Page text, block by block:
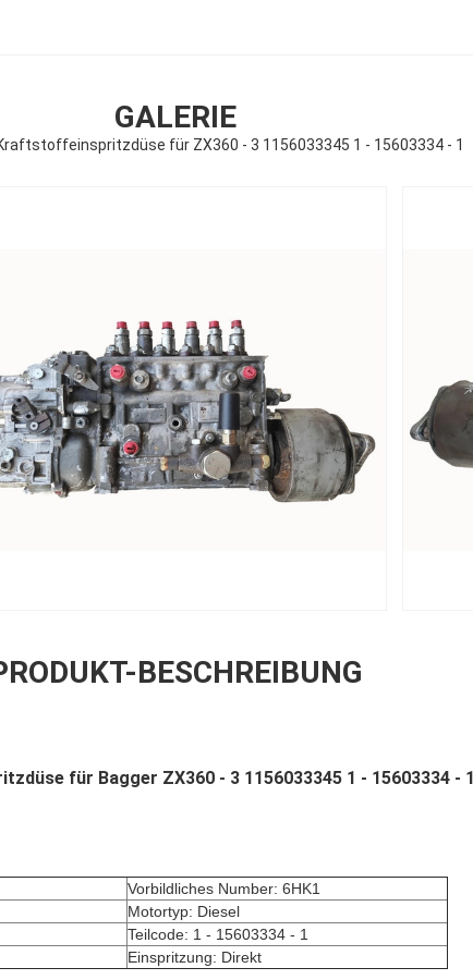
GALERIE
für ZX360 - 3 1156033345 1 - 15603334 - 1
BESCHREIBUNG
für Bagger ZX360 - 3 1156033345 1 - 15603334 - 1
Vorbildliches Number: 6HK1
Motortyp: Diesel
Teilcode: 1 - 15603334 - 1
Einspritzung: Direkt